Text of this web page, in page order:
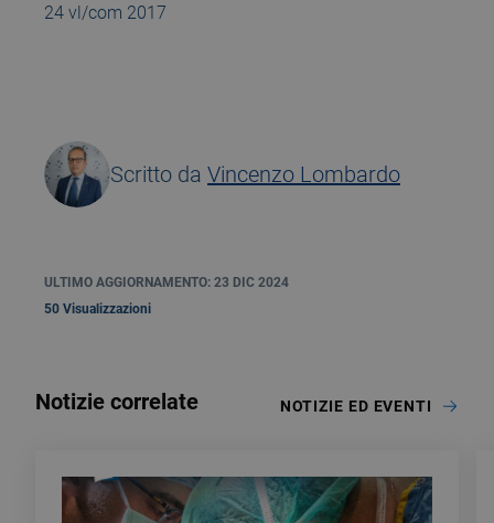
24 vl/com 2017
Scritto da Vincenzo Lombardo
ULTIMO AGGIORNAMENTO: 23 DIC 2024
50 Visualizzazioni
Notizie correlate NOTIZIE ED EVENTI